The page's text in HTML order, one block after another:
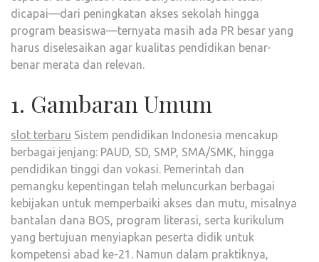
dicapai—dari peningkatan akses sekolah hingga
program beasiswa—ternyata masih ada PR besar yang
harus diselesaikan agar kualitas pendidikan benar-
benar merata dan relevan.
1. Gambaran Umum
slot terbaru Sistem pendidikan Indonesia mencakup
berbagai jenjang: PAUD, SD, SMP, SMA/SMK, hingga
pendidikan tinggi dan vokasi. Pemerintah dan
pemangku kepentingan telah meluncurkan berbagai
kebijakan untuk memperbaiki akses dan mutu, misalnya
bantalan dana BOS, program literasi, serta kurikulum
yang bertujuan menyiapkan peserta didik untuk
kompetensi abad ke-21. Namun dalam praktiknya,